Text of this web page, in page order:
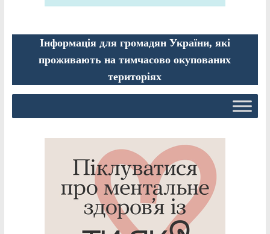
Інформація для громадян України, які
проживають на тимчасово окупованих
територіях